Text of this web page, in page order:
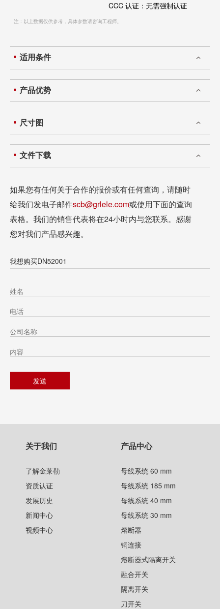
CCC 认证：无需强制认证
注：以上数据仅供参考，具体参数请咨询工程师。
适用条件
产品优势
尺寸图
文件下载
如果您有任何关于合作的报价或有任何查询，请随时
给我们发电子邮件scb@grlele.com或使用下面的查询
表格。我们的销售代表将在24小时内与您联系。感谢
您对我们产品感兴趣。
我想购买DN52001
关于我们
了解金莱勒
资质认证
发展历史
新闻中心
视频中心
产品中心
母线系统 60 mm
母线系统 185 mm
母线系统 40 mm
母线系统 30 mm
熔断器
铜连接
熔断器式隔离开关
融合开关
隔离开关
刀开关